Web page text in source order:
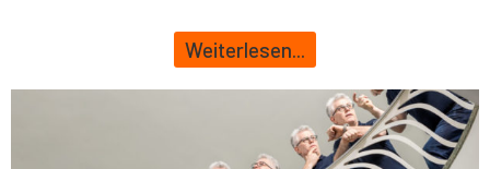
Weiterlesen...